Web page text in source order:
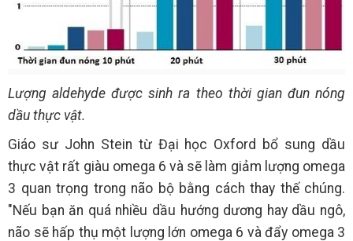
Lượng aldehyde được sinh ra theo thời gian đun nóng
dầu thực vật.
Giáo sư John Stein từ Đại học Oxford bổ sung dầu
thực vật rất giàu omega 6 và sẽ làm giảm lượng omega
3 quan trọng trong não bộ bằng cách thay thế chúng.
"Nếu bạn ăn quá nhiều dầu hướng dương hay dầu ngô,
não sẽ hấp thụ một lượng lớn omega 6 và đẩy omega 3